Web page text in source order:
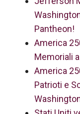
Pantheon!
America
Memoriali
America
Patrioti e